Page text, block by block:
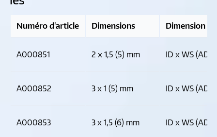
Numéro d'article Dimensions Dimension
A000851 2 x 1,5 (5) mm ID x WS (AD)
A000852 3 x 1 (5) mm ID x WS (AD)
A000853 3 x 1,5 (6) mm ID x WS (AD)